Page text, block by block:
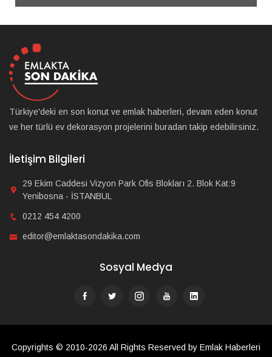
Türkiye'deki en son konut ve emlak haberleri, devam eden konut
ve her türlü ev dekorasyon projelerini buradan takip edebilirsiniz.
İletişim Bilgileri
29 Ekim Caddesi Vizyon Park Ofis Blokları 2. Blok Kat:9
Yenibosna - İSTANBUL
0212 454 4200
editor@emlaktasondakika.com
Sosyal Medya
Copyrights © 2010-2026 All Rights Reserved by Emlak Haberleri